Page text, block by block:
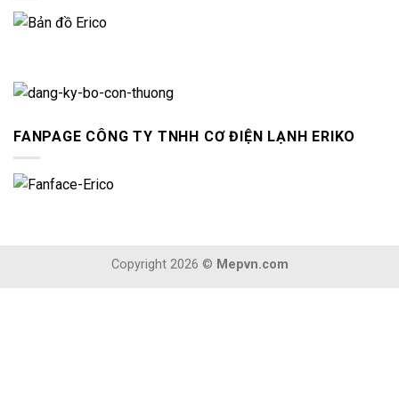
FANPAGE CÔNG TY TNHH CƠ ĐIỆN LẠNH ERIKO
Copyright 2026 © Mepvn.com